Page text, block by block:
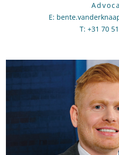
E: Stuur een e-mail
T: Bel naar
+31 70